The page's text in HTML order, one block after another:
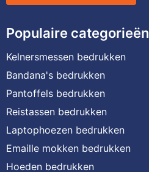
Populaire categorieën
Kelnersmessen bedrukken
Bandana's bedrukken
Pantoffels bedrukken
Reistassen bedrukken
Laptophoezen bedrukken
Emaille mokken bedrukken
Hoeden bedrukken